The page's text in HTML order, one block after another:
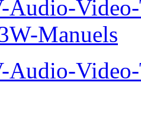
Audio-
Manuels
Audio-